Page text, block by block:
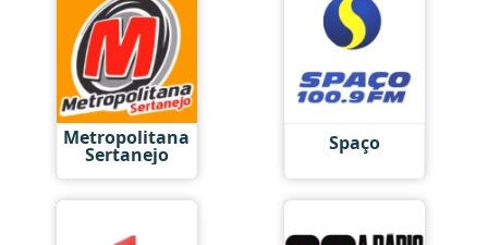
Metropolitana
Sertanejo Spaço